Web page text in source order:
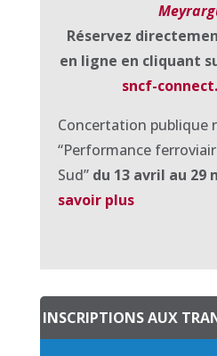
Réservez
en ligne en cliquant
sncf-
Concertation publique
“Performance
Sud”du 13 avril au 29
savoir plus
INSCRIPTIONS AUX